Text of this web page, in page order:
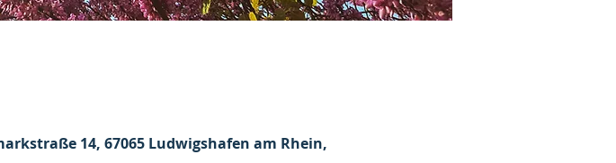
14, 67065 Ludwigshafen am Rhein,